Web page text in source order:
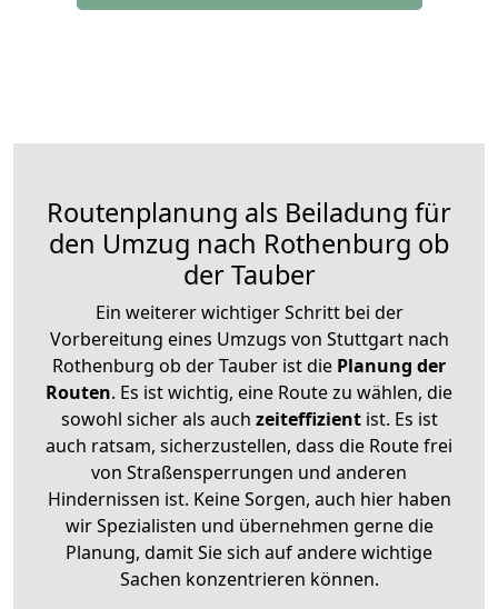
Routenplanung als Beiladung für
den Umzug nach Rothenburg ob
der Tauber
Ein weiterer wichtiger Schritt bei der
Vorbereitung eines Umzugs von Stuttgart nach
Rothenburg ob der Tauber ist die Planung der
Routen. Es ist wichtig, eine Route zu wählen, die
sowohl sicher als auch zeiteffizientist. Es ist
auch ratsam, sicherzustellen, dass die Route frei
von Straßensperrungen und anderen
Hindernissen ist. Keine Sorgen, auch hier haben
wir Spezialisten und übernehmen gerne die
Planung, damit Sie sich auf andere wichtige
Sachen konzentrieren können.